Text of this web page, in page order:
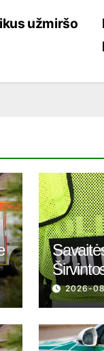
užmiršo
2026-